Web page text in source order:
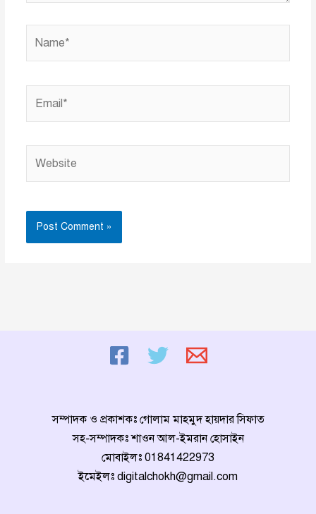
সম্পাদক ও প্রকাশকঃ গোলাম মাহমুদ হায়দার সিফাত
সহ-সম্পাদকঃ শাওন আল-ইমরান হোসাইন
মোবাইলঃ 01841422973
ইমেইলঃ digitalchokh@gmail.com